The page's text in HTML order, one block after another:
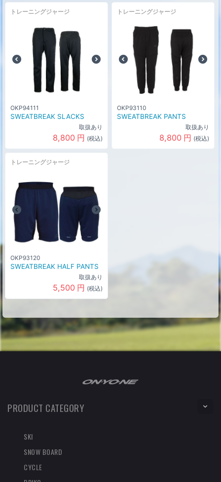
トレーニングジャージ
OKP94111
SWEATBREAK SLACKS
取扱あり
8,800 円 (税込)
トレーニングジャージ
OKP93110
SWEATBREAK PANTS
取扱あり
8,800 円 (税込)
トレーニングジャージ
OKP93120
SWEATBREAK HALF PANTS
取扱あり
5,500 円 (税込)
PRODUCT CATEGORY
SKI
SNOW BOARD
CYCLE